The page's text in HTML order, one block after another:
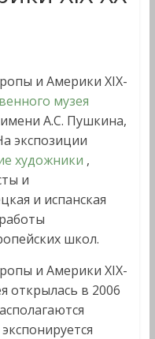
и Америки XIX-
музея
имени А.С. Пушкина,
экспозиции
художники ,
и
и испанская
школ.
и Америки XIX-
открылась в 2006